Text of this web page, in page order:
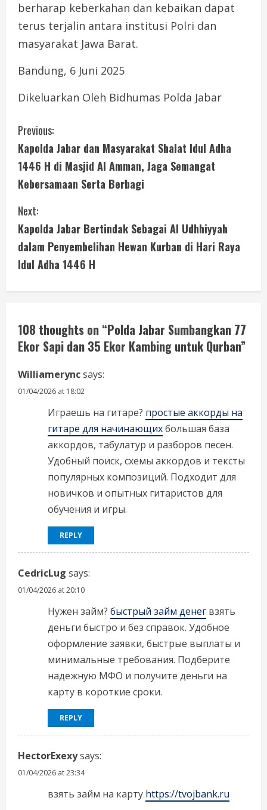
berharap keberkahan dan kebaikan dapat
terus terjalin antara institusi Polri dan
masyarakat Jawa Barat.
Bandung, 6 Juni 2025
Dikeluarkan Oleh Bidhumas Polda Jabar
C
o
n
t
i
n
R
e
a
Previous:
Kapolda Jabar dan Masyarakat Shalat Idul Adha
1446 H di Masjid Al Amman, Jaga Semangat
Kebersamaan Serta Berbagi
Next:
Kapolda Jabar Bertindak Sebagai Al Udhhiyyah
dalam Penyembelihan Hewan Kurban di Hari Raya
Idul Adha 1446 H
108 thoughts on “Polda Jabar Sumbangkan 77
Ekor Sapi dan 35 Ekor Kambing untuk Qurban”
Williameryncsays:
01/04/2026 at 18:02
Играешь на гитаре? простые аккорды на
гитаре для начинающихбольшая база
аккордов, табулатур и разборов песен.
Удобный поиск, схемы аккордов и тексты
популярных композиций. Подходит для
новичков и опытных гитаристов для
обучения и игры.
REPLY
CedricLug says:
01/04/2026 at 20:10
Нужен займ? быстрый займ денег взять
деньги быстро и без справок. Удобное
оформление заявки, быстрые выплаты и
минимальные требования. Подберите
надежную МФО и получите деньги на
карту в короткие сроки.
REPLY
HectorExexysays:
01/04/2026 at 23:34
взять займ на карту https://tvojbank.ru